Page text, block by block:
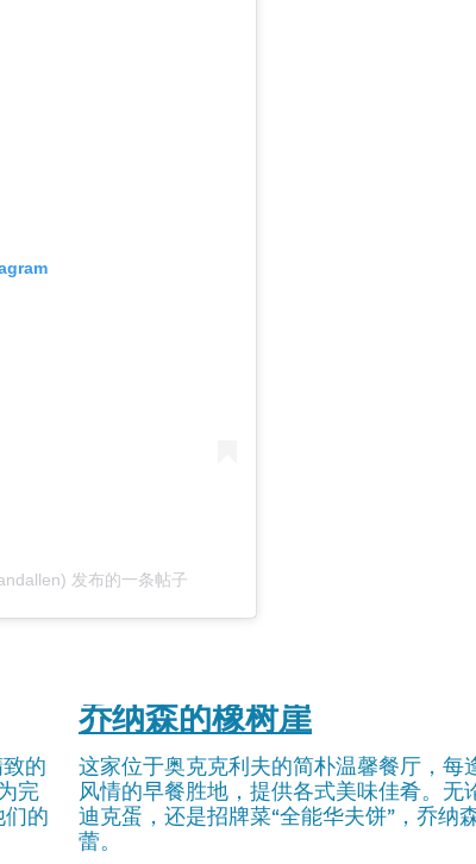
发布的一条帖子
的
完
的
乔纳森的橡树崖
这家位于奥克克利夫的简朴温馨餐厅，每
风情的早餐胜地，提供各式美味佳肴。无
迪克蛋，还是招牌菜“全能华夫饼”，乔纳
蕾。